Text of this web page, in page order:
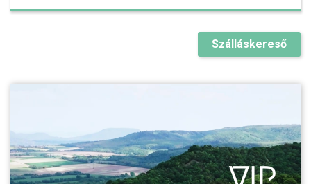
Szálláskereső